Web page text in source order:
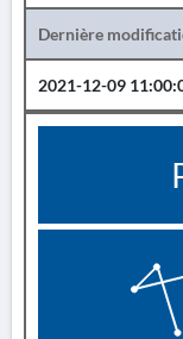
Dernière
2021-12-09